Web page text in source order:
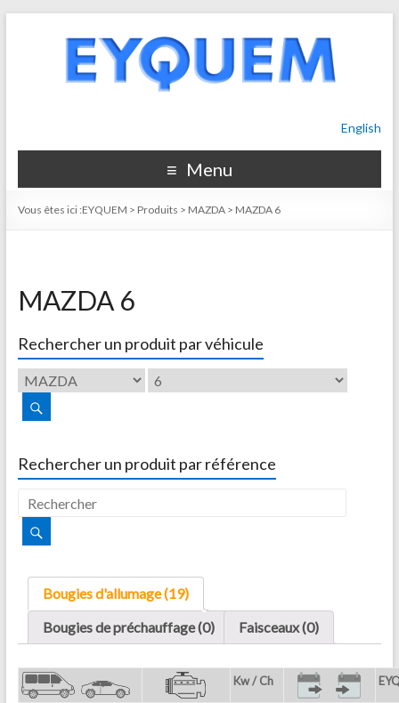
English
Menu
Vous êtes ici :EYQUEM > Produits > MAZDA> MAZDA 6
MAZDA 6
Rechercher un produit par véhicule
Rechercher un produit par référence
Bougies d'allumage (19)
Bougies de préchauffage (0)
Faisceaux (0)
Kw / Ch